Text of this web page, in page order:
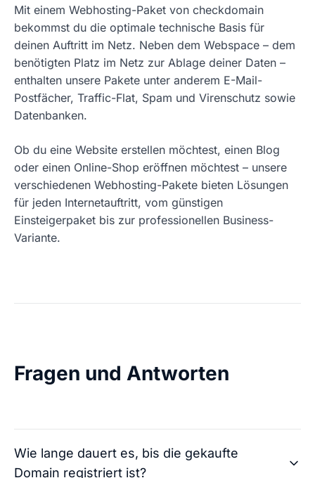
Mit einem Webhosting-Paket von checkdomain
bekommst du die optimale technische Basis für
deinen Auftritt im Netz. Neben dem Webspace – dem
benötigten Platz im Netz zur Ablage deiner Daten –
enthalten unsere Pakete unter anderem E-Mail-
Postfächer, Traffic-Flat, Spam und Virenschutz sowie
Datenbanken.
Ob du eine Website erstellen möchtest, einen Blog
oder einen Online-Shop eröffnen möchtest – unsere
verschiedenen Webhosting-Pakete bieten Lösungen
für jeden Internetauftritt, vom günstigen
Einsteigerpaket bis zur professionellen Business-
Variante.
Fragen und Antworten
Wie lange dauert es, bis die gekaufte
Domain registriert ist?